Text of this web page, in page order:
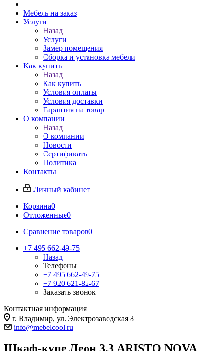
Мебель на заказ
Услуги
Назад
Услуги
Замер помещения
Сборка и установка мебели
Как купить
Назад
Как купить
Условия оплаты
Условия доставки
Гарантия на товар
О компании
Назад
О компании
Новости
Сертификаты
Политика
Контакты
Личный кабинет
Корзина0
Отложенные0
Сравнение товаров0
+7 495 662-49-75
Назад
Телефоны
+7 495 662-49-75
+7 920 621-82-67
Заказать звонок
Контактная информация
г. Владимир, ул. Электрозаводская 8
info@mebelcool.ru
Шкаф-купе Леон 3.3 ARISTO NOVA